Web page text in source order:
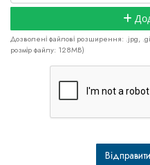
Дозволені файлові розширення: .jpg,
розмір файлу: 128MB)